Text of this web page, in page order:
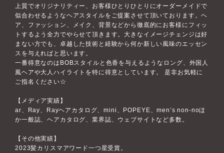
上質でオリジナリティー、お客様ひとりひとりにオーダーメイドで
似合わせるようなヘアスタイルをご提案させて頂いております。ヘ
ア、ファッション、メイク、背景などから徹底的にお客様にフィッ
トするよう全力でやらせて頂きます。大きなイメージチェンジは好
まない方でも、卓越した技術と経験から何か新しい風味のエッセン
スを与えればと思います。
一番得意なのはBOBスタイルと色香を与えるようなロング、外国人
風ヘアや大人ハイライトを特に得意としています。 是非お気軽に
ご指名ください☆
【メディア実績】
ar、Ray、Rayヘアカタログ、mini、POPEYE、men’s non-noほ
か一般誌、ヘアカタログ、業界誌、ウェブサイトなど多数。
【その他実績】
2023髪カリスマアワード一つ星受賞。